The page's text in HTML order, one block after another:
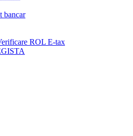
bancar
ROL E-tax